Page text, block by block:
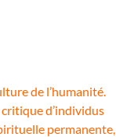
de l’humanité.
critique d’individus
permanente,